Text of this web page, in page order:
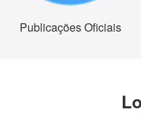
Publicações Oficiais